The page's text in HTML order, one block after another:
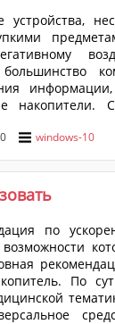
устройства,
накопители.
данных, и
windows-10
по
По